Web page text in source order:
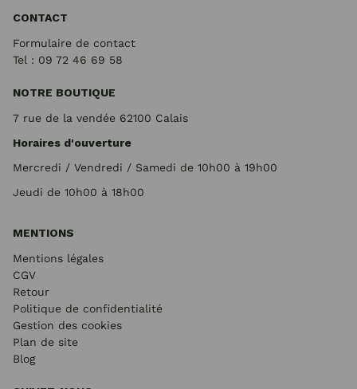
CONTACT
Formulaire de contact
Tel : 09 72 46 69 58
NOTRE BOUTIQUE
7 rue de la vendée 62100 Calais
Horaires d'ouverture
Mercredi / Vendredi / Samedi de 10h00 à 19h00
Jeudi de 10h00 à 18h00
MENTIONS
Mentions légales
CGV
Retour
Politique de confidentialité
Gestion des cookies
Plan de site
Blog